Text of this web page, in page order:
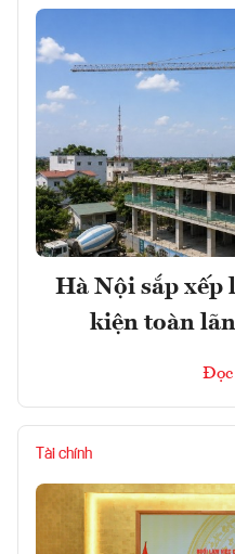
Hà Nội sắp xếp
kiện toàn
Đọc
Tài chính